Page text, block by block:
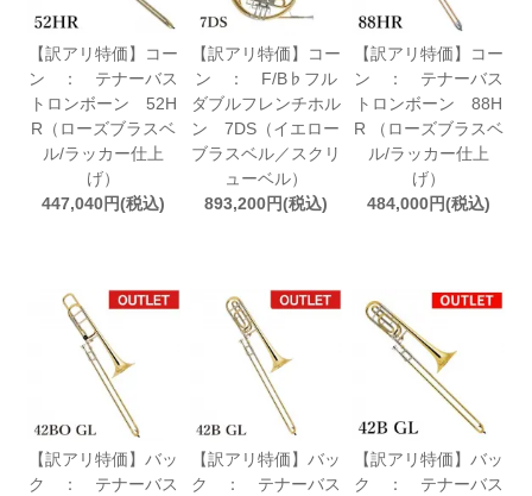
【訳アリ特価】コー
ン ： テナーバス
トロンボーン 52H
R（ローズブラスベ
ル/ラッカー仕上
げ）
447,040円(税込)
【訳アリ特価】コー
ン ： F/B♭フル
ダブルフレンチホル
ン 7DS（イエロー
ブラスベル／スクリ
ューベル）
893,200円(税込)
【訳アリ特価】コー
ン ： テナーバス
トロンボーン 88H
R （ローズブラスベ
ル/ラッカー仕上
げ）
484,000円(税込)
【訳アリ特価】バッ
ク ： テナーバス
【訳アリ特価】バッ
ク ： テナーバス
【訳アリ特価】バッ
ク ： テナーバス